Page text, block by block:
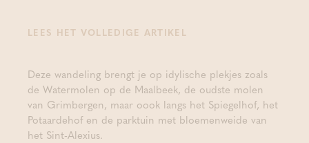
LEES HET VOLLEDIGE ARTIKEL
Deze wandeling brengt je op idylische plekjes zoals
de Watermolen op de Maalbeek, de oudste molen
van Grimbergen, maar oook langs het Spiegelhof, het
Potaardehof en de parktuin met bloemenweide van
het Sint-Alexius.